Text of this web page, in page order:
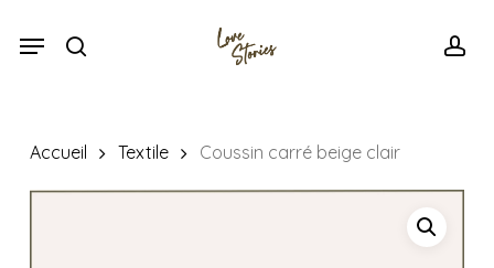
search
Menu
Accueil Textile Coussin carré beige clair